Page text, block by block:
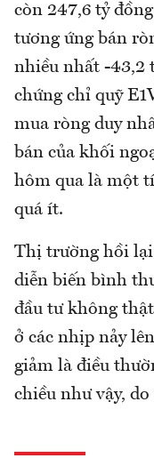
còn 247,6 tỷ
tương ứng bán
nhiều nhất -43,2
chứng chỉ quỹ
mua ròng duy
bán của khối
hôm qua là một
quá ít.
Thị trường hồi lại
diễn biến bình
đầu tư không
ở các nhịp nảy
giảm là điều
chiều như vậy,